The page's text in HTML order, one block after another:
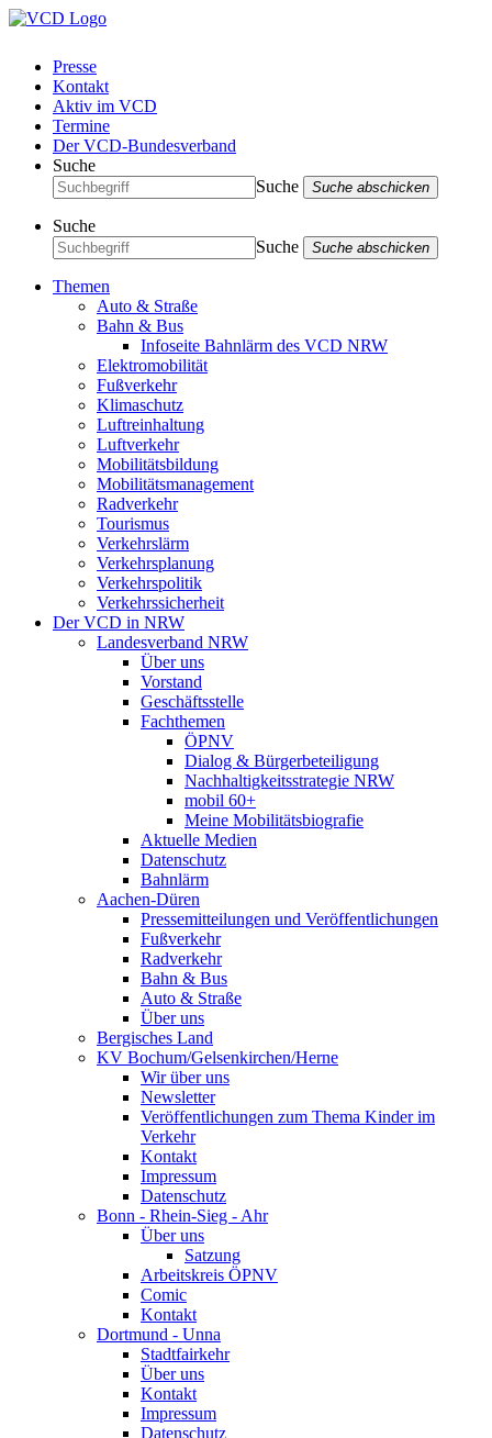
Presse
Kontakt
Aktiv im VCD
Termine
Der VCD-Bundesverband
Suche
Suche
Suche abschicken
Suche
Suche
Suche abschicken
Themen
Auto & Straße
Bahn & Bus
Infoseite Bahnlärm des VCD NRW
Elektromobilität
Fußverkehr
Klimaschutz
Luftreinhaltung
Luftverkehr
Mobilitätsbildung
Mobilitätsmanagement
Radverkehr
Tourismus
Verkehrslärm
Verkehrsplanung
Verkehrspolitik
Verkehrssicherheit
Der VCD in NRW
Landesverband NRW
Über uns
Vorstand
Geschäftsstelle
Fachthemen
ÖPNV
Dialog & Bürgerbeteiligung
Nachhaltigkeitsstrategie NRW
mobil 60+
Meine Mobilitätsbiografie
Aktuelle Medien
Datenschutz
Bahnlärm
Aachen-Düren
Pressemitteilungen und Veröffentlichungen
Fußverkehr
Radverkehr
Bahn & Bus
Auto & Straße
Über uns
Bergisches Land
KV Bochum/Gelsenkirchen/Herne
Wir über uns
Newsletter
Veröffentlichungen zum Thema Kinder im
Verkehr
Kontakt
Impressum
Datenschutz
Bonn - Rhein-Sieg - Ahr
Über uns
Satzung
Arbeitskreis ÖPNV
Comic
Kontakt
Dortmund - Unna
Stadtfairkehr
Über uns
Kontakt
Impressum
Datenschutz